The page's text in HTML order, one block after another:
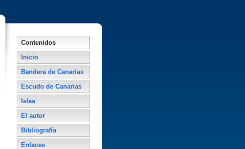
Contenidos
Inicio
Bandera de Canarias
Escudo de Canarias
Islas
El autor
Bibliografí­a
Enlaces